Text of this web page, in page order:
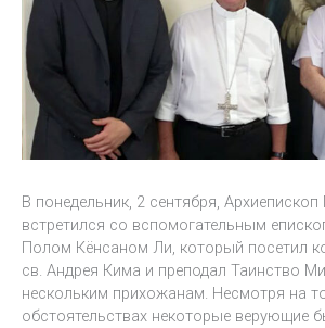
В понедельник, 2 сентября,
встретился со вспомогательным
Полом Кёнсаном Ли, который посетил
св. Андрея Кима и преподал Таинство
нескольким прихожанам. Несмотря на
обстоятельствах некоторые верующие